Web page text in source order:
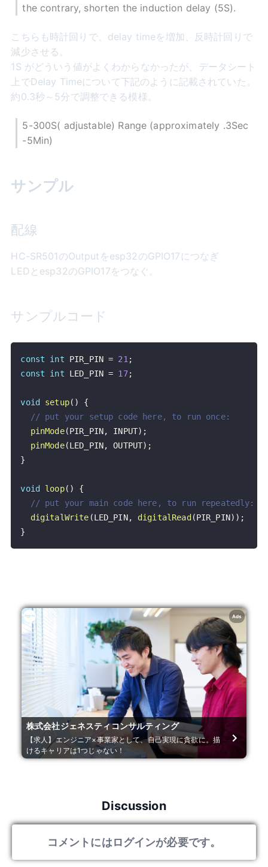
the contrary, shorten the induction delay (5S).
こちらも時計回りで、delay timeを増加、反時計回りで
減少させる。
1S がどういう値がよくわからなかったが、データシート
上でDelay Timeについて下記のように記載されていた。
約0.3秒～5分で調整できる模様。
5-300S( adjustable) Range (approximately .3Sec
-5Min)
サンプル
配線
HC-SR501のOutputをesp32のGPIO17につなぎ
LEDとesp32のGPIO17をつなぐ。
サンプルコード
const int PIR_PIN = 21;
const
int LED_PIN = 17;
void setup( )
{
// put your setup code here, to run once:
pinMode(PIR_PIN, INPUT) ;
pinMode(LED_PIN, OUTPUT) ;
}
void loop( )
{
// put your main code here, to run repeatedly:
digitalWrite (LED_PIN, digitalRead (PIR_PIN) ) ;
}
Ads
株式会社ジェネスティコンサルティング
【求人】エンジニア×事業家として、自己実現に貪欲に。描
けるキャリアは1つじゃない！
Discussion
コメントにはログインが必要です。